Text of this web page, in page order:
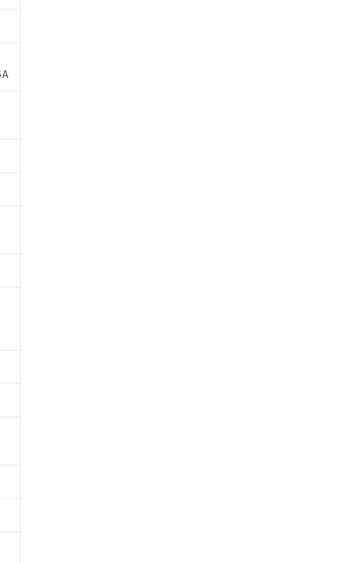
認ください。
示しないようお願いしま
メンバーズにご登録され
および当社の共同利用者
用者の範囲」に記載されて
するものではありません。
は出荷製品に未対応品が
限り、2022年1月12日よ
ベンジル) : 1000ppm、
響を及ぼさない年数を意
該第三者に通知します。
る場合は、取り引きをい
様担当のオムロン制御